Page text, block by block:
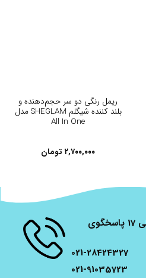
ریمل رنگی دو سر حجم‌دهنده و
بلند کننده شیگلم SHEGLAM مدل
All In One
۲,۷۰۰,۰۰۰ تومان
شنبه تا پنجشنبه، از ساعت 9 الی 17 پاسخگوی
021-28424327
021-91035723